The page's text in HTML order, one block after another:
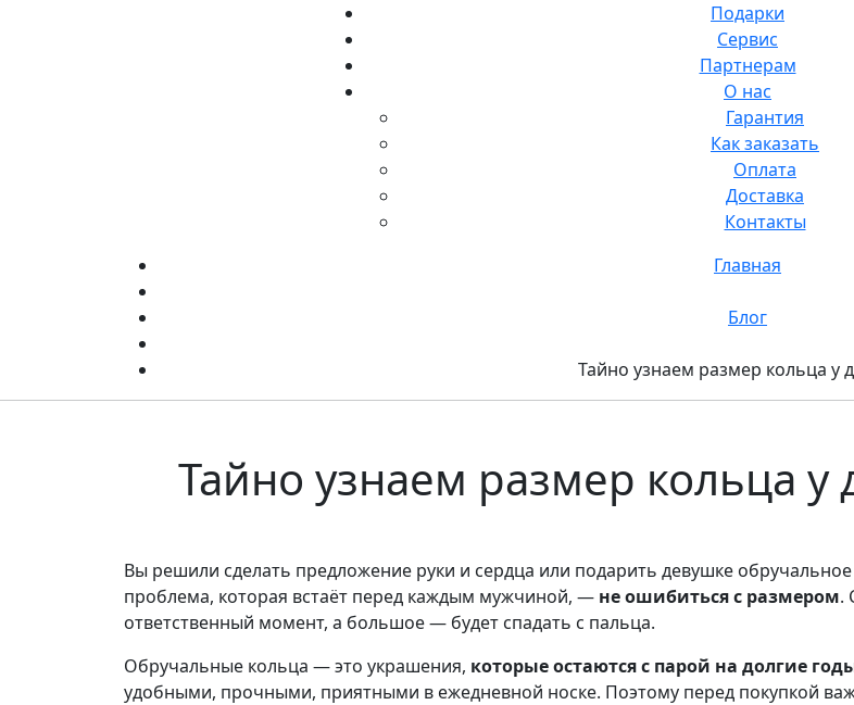
Подарки
Сервис
Партнерам
О нас
Гарантия
Как заказать
Оплата
Доставка
Контакты
Главная
Блог
Тайно узнаем размер кольца у
Тайно узнаем размер кольца у
Вы решили сделать предложение руки и сердца или подарить девушке
проблема, которая встаёт перед каждым мужчиной, — не ошибиться с размером.
ответственный момент, а большое — будет спадать с пальца.
Обручальные кольца — это украшения, которые остаются с парой на долгие
удобными, прочными, приятными в ежедневной носке. Поэтому перед покупкой